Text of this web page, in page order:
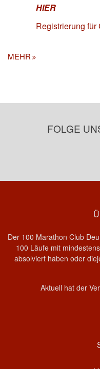
HIER
Registrierung
MEHR
FOLGE
Der 100 Marathon Club
100 Läufe mit
absolviert haben oder
Aktuell hat der